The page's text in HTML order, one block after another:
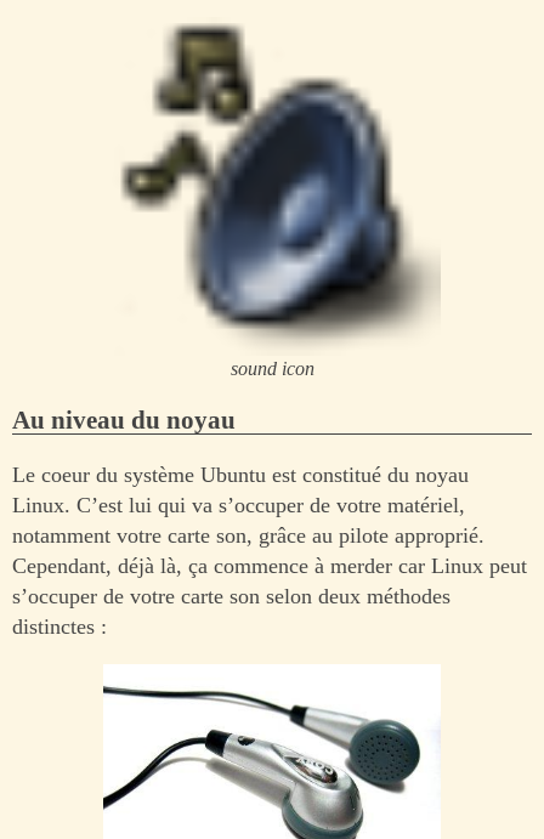
sound icon
Au niveau du noyau
Le coeur du système Ubuntu est constitué du noyau
Linux. C’est lui qui va s’occuper de votre matériel,
notamment votre carte son, grâce au pilote approprié.
Cependant, déjà là, ça commence à merder car Linux peut
s’occuper de votre carte son selon deux méthodes
distinctes :